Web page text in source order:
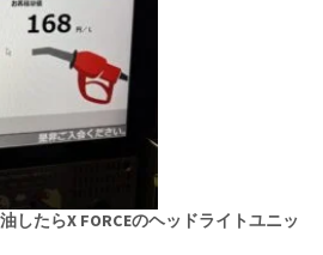
したらX FORCEのヘッドライトユニッ